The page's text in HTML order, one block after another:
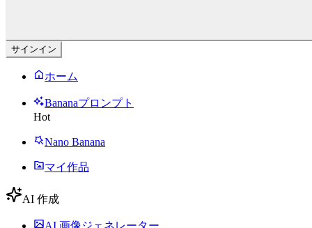
サインイン
ホーム
Bananaプロンプト
Hot
Nano Banana
マイ作品
AI 作成
AI 画像ジェネレーター